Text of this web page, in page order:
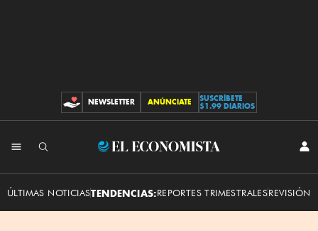
CONTRIBUCIONES
NEWSLETTER ANÚNCIATE
SUSCRÍBETE
$1.99 DIARIOS
El
ÚLTIMAS NOTICIASTENDENCIAS:REPORTES TRIMESTRALESREVISIÓN